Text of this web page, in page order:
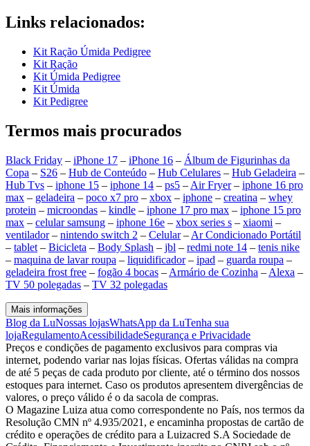
Links relacionados:
Kit Ração Úmida Pedigree
Kit Ração
Kit Úmida Pedigree
Kit Úmida
Kit Pedigree
Termos mais procurados
Black Friday – iPhone 17 – iPhone 16 – Álbum de Figurinhas da
Copa – S26 – Hub de Conteúdo – Hub Celulares – Hub Geladeira –
Hub Tvs – iphone 15 – iphone 14 – ps5 – Air Fryer– iphone 16 pro
max – geladeira – poco x7 pro – xbox – iphone – creatina – whey
protein – microondas – kindle – iphone 17 pro max – iphone 15 pro
max – celular samsung – iphone 16e – xbox series s – xiaomi –
ventilador– nintendo switch 2 – Celular– Ar Condicionado Portátil
– tablet – Bicicleta – Body Splash – jbl – redmi note 14 – tenis nike
– maquina de lavar roupa – liquidificador– ipad – guarda roupa –
geladeira frost free – fogão 4 bocas – Armário de Cozinha – Alexa –
TV 50 polegadas – TV 32 polegadas
Mais informações
Blog da LuNossas lojasWhatsApp da LuTenha sua
lojaRegulamentoAcessibilidadeSegurança e Privacidade
Preços e condições de pagamento exclusivos para compras via
internet, podendo variar nas lojas físicas. Ofertas válidas na compra
de até 5 peças de cada produto por cliente, até o término dos nossos
estoques para internet. Caso os produtos apresentem divergências de
valores, o preço válido é o da sacola de compras.
O Magazine Luiza atua como correspondente no País, nos termos da
Resolução CMN nº 4.935/2021, e encaminha propostas de cartão de
crédito e operações de crédito para a Luizacred S.A Sociedade de